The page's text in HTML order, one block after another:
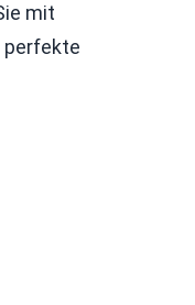
mit
perfekte